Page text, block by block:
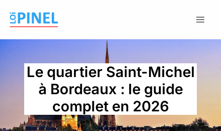
Le quartier Saint-Michel
à Bordeaux : le guide
complet en 2026